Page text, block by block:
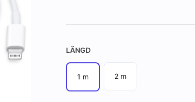
LÄNGD
1 m 2 m